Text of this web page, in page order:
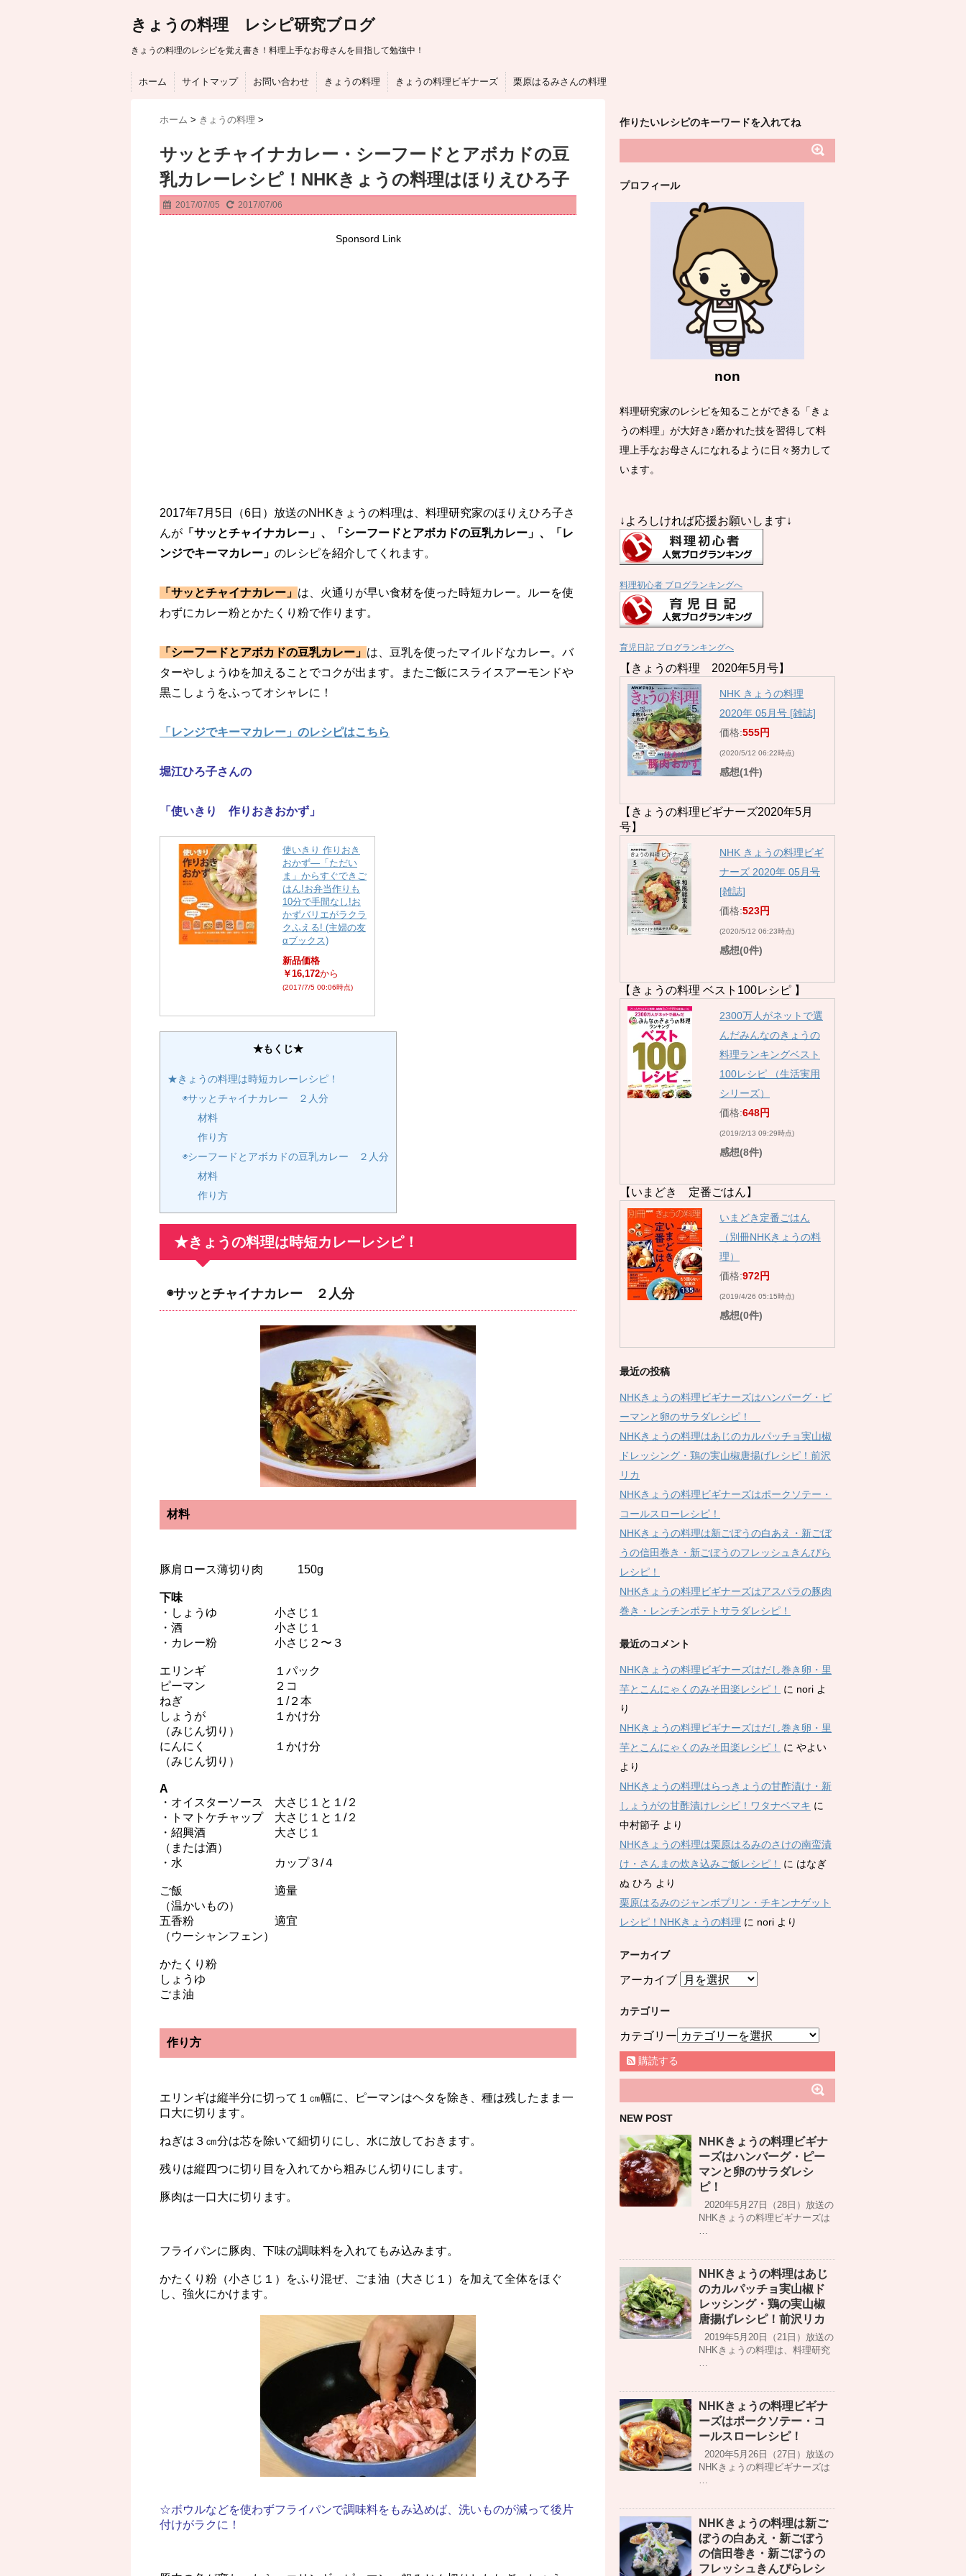
きょうの料理 レシピ研究ブログ
きょうの料理のレシピを覚え書き！料理上手なお母さんを目指して勉強中！
ホーム サイトマップ お問い合わせ きょうの料理 きょうの料理ビギナーズ 栗原はるみさんの料理
ホーム > きょうの料理 >
サッとチャイナカレー・シーフードとアボカドの豆
乳カレーレシピ！NHKきょうの料理はほりえひろ子
2017/07/05 2017/07/06
Sponsord Link
2017年7月5日（6日）放送のNHKきょうの料理は、料理研究家のほりえひろ子さ
んが 「サッとチャイナカレー」、「シーフードとアボカドの豆乳カレー」、「レ
ンジでキーマカレー」 のレシピを紹介してくれます。
「サッとチャイナカレー」 は、火通りが早い食材を使った時短カレー。ルーを使
わずにカレー粉とかたくり粉で作ります。
「シーフードとアボカドの豆乳カレー」 は、豆乳を使ったマイルドなカレー。バ
ターやしょうゆを加えることでコクが出ます。またご飯にスライスアーモンドや
黒こしょうをふってオシャレに！
「レンジでキーマカレー」のレシピはこちら
堀江ひろ子さんの
「使いきり 作りおきおかず」
使いきり 作りおき
おかず―「ただい
ま」からすぐできご
はん!お弁当作りも
10分で手間なし!お
かずバリエがラクラ
クふえる! (主婦の友
αブックス)
新品価格
￥16,172から
(2017/7/5 00:06時点)
★もくじ★
★きょうの料理は時短カレーレシピ！
◉サッとチャイナカレー ２人分
材料
作り方
◉シーフードとアボカドの豆乳カレー ２人分
材料
作り方
★きょうの料理は時短カレーレシピ！
◉サッとチャイナカレー ２人分
材料
豚肩ロース薄切り肉 150g
下味
・しょうゆ 小さじ１
・酒 小さじ１
・カレー粉 小さじ２〜３
エリンギ １パック
ピーマン ２コ
ねぎ １/２本
しょうが １かけ分
（みじん切り）
にんにく １かけ分
（みじん切り）
A
・オイスターソース 大さじ１と１/２
・トマトケチャップ 大さじ１と１/２
・紹興酒 大さじ１
（または酒）
・水 カップ３/４
ご飯 適量
（温かいもの）
五香粉 適宜
（ウーシャンフェン）
かたくり粉
しょうゆ
ごま油
作り方
エリンギは縦半分に切って１㎝幅に、ピーマンはヘタを除き、種は残したまま一
口大に切ります。
ねぎは３㎝分は芯を除いて細切りにし、水に放しておきます。
残りは縦四つに切り目を入れてから粗みじん切りにします。
豚肉は一口大に切ります。
フライパンに豚肉、下味の調味料を入れてもみ込みます。
かたくり粉（小さじ１）をふり混ぜ、ごま油（大さじ１）を加えて全体をほぐ
し、強火にかけます。
☆ボウルなどを使わずフライパンで調味料をもみ込めば、洗いものが減って後片
付けがラクに！
作りたいレシピのキーワードを入れてね
プロフィール
non
料理研究家のレシピを知ることができる「きょ
うの料理」が大好き♪磨かれた技を習得して料
理上手なお母さんになれるように日々努力して
います。
↓よろしければ応援お願いします↓
料理初心者 ブログランキングへ
育児日記 ブログランキングへ
【きょうの料理 2020年5月号】
NHK きょうの料理
2020年 05月号 [雑誌]
価格:555円
(2020/5/12 06:22時点)
感想(1件)
【きょうの料理ビギナーズ2020年5月
号】
NHK きょうの料理ビギ
ナーズ 2020年 05月号
[雑誌]
価格:523円
(2020/5/12 06:23時点)
感想(0件)
【きょうの料理 ベスト100レシピ 】
2300万人がネットで選
んだみんなのきょうの
料理ランキングベスト
100レシピ （生活実用
シリーズ）
価格:648円
(2019/2/13 09:29時点)
感想(8件)
【いまどき 定番ごはん】
いまどき定番ごはん
（別冊NHKきょうの料
理）
価格:972円
(2019/4/26 05:15時点)
感想(0件)
最近の投稿
NHKきょうの料理ビギナーズはハンバーグ・ピ
ーマンと卵のサラダレシピ！
NHKきょうの料理はあじのカルパッチョ実山椒
ドレッシング・鶏の実山椒唐揚げレシピ！前沢
リカ
NHKきょうの料理ビギナーズはポークソテー・
コールスローレシピ！
NHKきょうの料理は新ごぼうの白あえ・新ごぼ
うの信田巻き・新ごぼうのフレッシュきんぴら
レシピ！
NHKきょうの料理ビギナーズはアスパラの豚肉
巻き・レンチンポテトサラダレシピ！
最近のコメント
NHKきょうの料理ビギナーズはだし巻き卵・里
芋とこんにゃくのみそ田楽レシピ！
に nori よ
り
NHKきょうの料理ビギナーズはだし巻き卵・里
芋とこんにゃくのみそ田楽レシピ！
に やよい
より
NHKきょうの料理はらっきょうの甘酢漬け・新
しょうがの甘酢漬けレシピ！ワタナベマキ に
中村節子 より
NHKきょうの料理は栗原はるみのさけの南蛮漬
け・さんまの炊き込みご飯レシピ！
に はなぎ
ぬ ひろ より
栗原はるみのジャンボプリン・チキンナゲット
レシピ！NHKきょうの料理 に nori より
アーカイブ
アーカイブ
カテゴリー
カテゴリー
購読する
NEW POST
NHKきょうの料理ビギナ
ーズはハンバーグ・ピー
マンと卵のサラダレシ
ピ！
2020年5月27日（28日）放送の
NHKきょうの料理ビギナーズは
…
NHKきょうの料理はあじ
のカルパッチョ実山椒ド
レッシング・鶏の実山椒
唐揚げレシピ！前沢リカ
2019年5月20日（21日）放送の
NHKきょうの料理は、料理研究
…
NHKきょうの料理ビギナ
ーズはポークソテー・コ
ールスローレシピ！
2020年5月26日（27日）放送の
NHKきょうの料理ビギナーズは
…
NHKきょうの料理は新ご
ぼうの白あえ・新ごぼう
の信田巻き・新ごぼうの
フレッシュきんぴらレシ